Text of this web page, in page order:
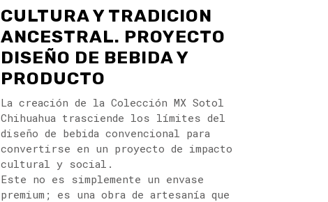
CULTURA Y TRADICION
ANCESTRAL. PROYECTO
DISEÑO DE BEBIDA Y
PRODUCTO
La creación de la Colección MX Sotol
Chihuahua trasciende los límites del
diseño de bebida convencional para
convertirse en un proyecto de impacto
cultural y social.
Este no es simplemente un envase
premium; es una obra de artesanía que